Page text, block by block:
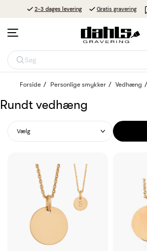
2-3 dages levering Gratis gravering
Søg
Forside Personlige smykker Vedhæng
Rundt vedhæng
Vælg